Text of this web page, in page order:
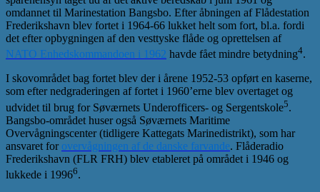
omdannet til Marinestation Bangsbo. Efter åbningen af Flådestation
Frederikshavn blev fortet i 1964-66 lukket helt som fort, bl.a. fordi
det efter opbygningen af den vesttyske flåde og oprettelsen af
NATO Enhedskommandoen i 1962 havde fået mindre betydning4.
I skovområdet bag fortet blev der i årene 1952-53 opført en kaserne,
som efter nedgraderingen af fortet i 1960’erne blev overtaget og
udvidet til brug for Søværnets Underofficers- og Sergentskole5.
Bangsbo-området huser også Søværnets Maritime
Overvågningscenter (tidligere Kattegats Marinedistrikt), som har
ansvaret for overvågningen af de danske farvande. Flåderadio
Frederikshavn (FLR FRH) blev etableret på området i 1946 og
lukkede i 19966.